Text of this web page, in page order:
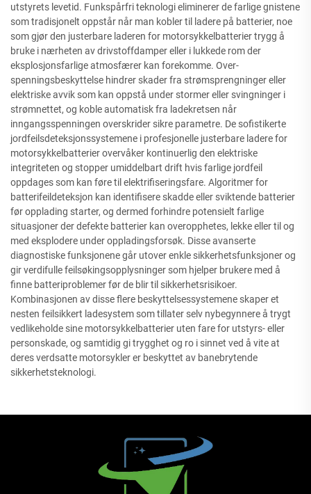
utstyrets levetid. Funkspårfri teknologi eliminerer de farlige gnistene
som tradisjonelt oppstår når man kobler til ladere på batterier, noe
som gjør den justerbare laderen for motorsykkelbatterier trygg å
bruke i nærheten av drivstoffdamper eller i lukkede rom der
eksplosjonsfarlige atmosfærer kan forekomme. Over-
spenningsbeskyttelse hindrer skader fra strømsprengninger eller
elektriske avvik som kan oppstå under stormer eller svingninger i
strømnettet, og koble automatisk fra ladekretsen når
inngangsspenningen overskrider sikre parametre. De sofistikerte
jordfeilsdeteksjonssystemene i profesjonelle justerbare ladere for
motorsykkelbatterier overvåker kontinuerlig den elektriske
integriteten og stopper umiddelbart drift hvis farlige jordfeil
oppdages som kan føre til elektrifiseringsfare. Algoritmer for
batterifeildeteksjon kan identifisere skadde eller sviktende batterier
før opplading starter, og dermed forhindre potensielt farlige
situasjoner der defekte batterier kan overopphetes, lekke eller til og
med eksplodere under oppladingsforsøk. Disse avanserte
diagnostiske funksjonene går utover enkle sikkerhetsfunksjoner og
gir verdifulle feilsøkingsopplysninger som hjelper brukere med å
finne batteriproblemer før de blir til sikkerhetsrisikoer.
Kombinasjonen av disse flere beskyttelsessystemene skaper et
nesten feilsikkert ladesystem som tillater selv nybegynnere å trygt
vedlikeholde sine motorsykkelbatterier uten fare for utstyrs- eller
personskade, og samtidig gi trygghet og ro i sinnet ved å vite at
deres verdsatte motorsykler er beskyttet av banebrytende
sikkerhetsteknologi.